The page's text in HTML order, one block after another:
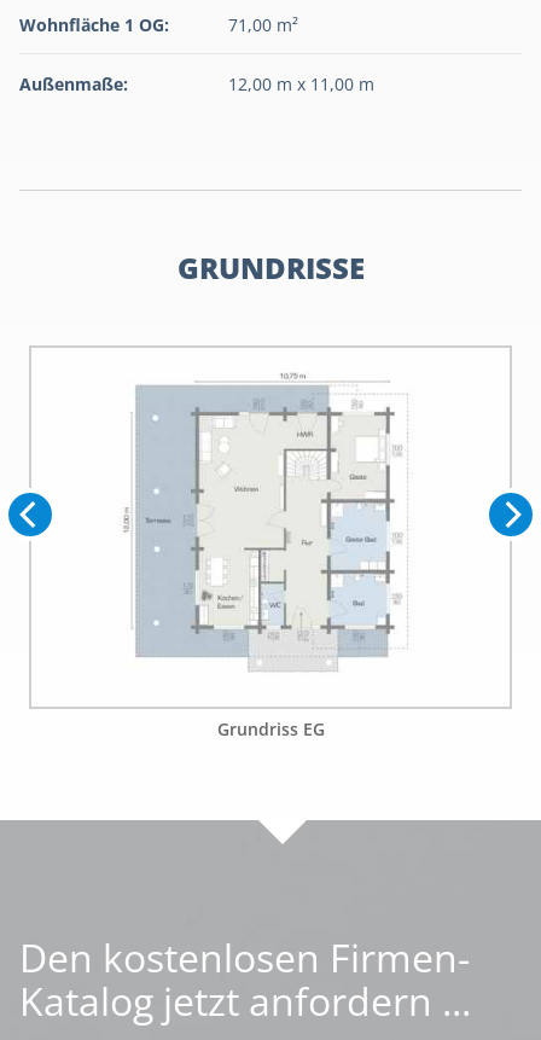
Wohnfläche 1 OG: 71,00 m²
Außenmaße: 12,00 m x 11,00 m
GRUNDRISSE
Grundriss EG
Den kostenlosen Firmen-
Katalog jetzt anfordern ...